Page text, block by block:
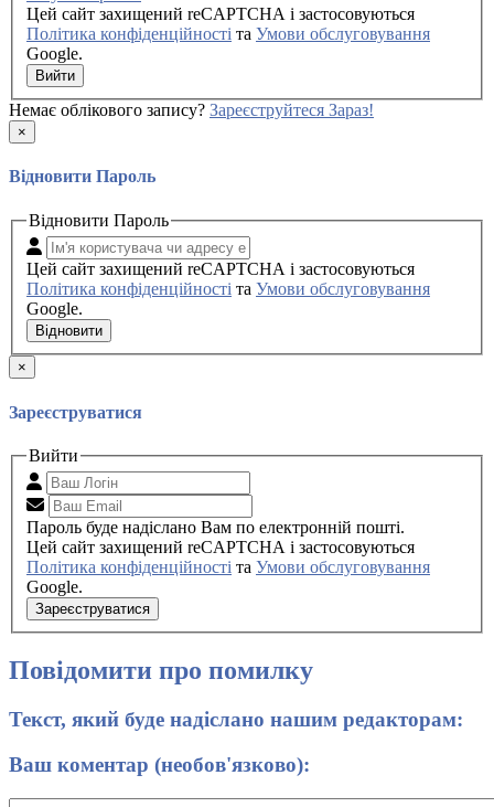
Цей сайт захищений reCAPTCHA і застосовуються
Політика конфіденційності та Умови обслуговування
Google.
Вийти
Немає облікового запису? Зареєструйтеся Зараз!
×
Відновити Пароль
Відновити Пароль
Цей сайт захищений reCAPTCHA і застосовуються
Політика конфіденційності та Умови обслуговування
Google.
Відновити
×
Зареєструватися
Вийти
Пароль буде надіслано Вам по електронній пошті.
Цей сайт захищений reCAPTCHA і застосовуються
Політика конфіденційності та Умови обслуговування
Google.
Зареєструватися
Повідомити про помилку
Текст, який буде надіслано нашим редакторам:
Ваш коментар (необов'язково):